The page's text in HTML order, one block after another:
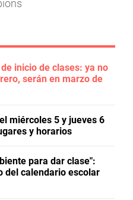
inicio de clases: ya no
serán en marzo de
miércoles 5 y jueves 6
y horarios
para dar clase":
del calendario escolar